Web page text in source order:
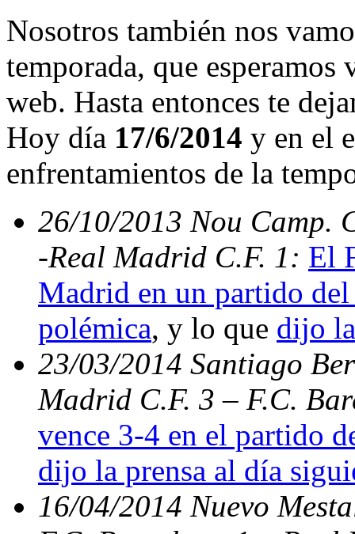
Nosotros también nos
temporada, que esperamos
web. Hasta entonces te
Hoy día 17/6/2014 y en el
enfrentamientos de la
26/10/2013 Nou Camp.
-Real Madrid C.F. 1: El
Madrid en un partido
polémica, y lo que dijo
23/03/2014 Santiago
Madrid C.F. 3 – F.C.
vence 3-4 en el partido
dijo la prensa al día
16/04/2014 Nuevo